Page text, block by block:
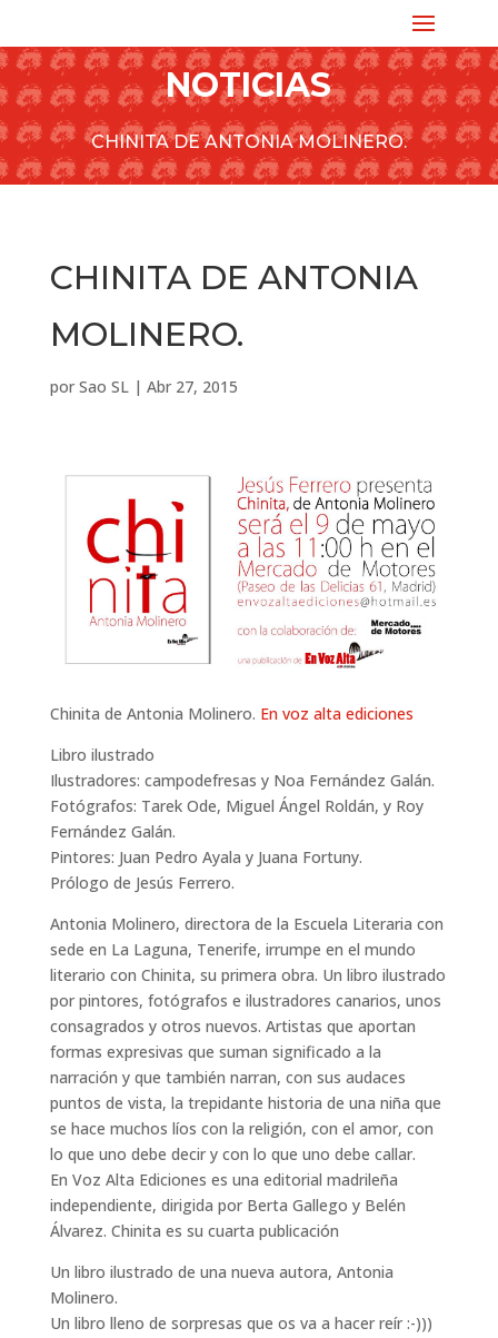
NOTICIAS
CHINITA DE ANTONIA MOLINERO.
CHINITA DE ANTONIA
MOLINERO.
por Sao SL| Abr 27, 2015
Chinita de Antonia Molinero. En voz alta ediciones
Libro ilustrado
Ilustradores: campodefresas y Noa Fernández Galán.
Fotógrafos: Tarek Ode, Miguel Ángel Roldán, y Roy
Fernández Galán.
Pintores: Juan Pedro Ayala y Juana Fortuny.
Prólogo de Jesús Ferrero.
Antonia Molinero, directora de la Escuela Literaria con
sede en La Laguna, Tenerife, irrumpe en el mundo
literario con Chinita, su primera obra. Un libro ilustrado
por pintores, fotógrafos e ilustradores canarios, unos
consagrados y otros nuevos. Artistas que aportan
formas expresivas que suman significado a la
narración y que también narran, con sus audaces
puntos de vista, la trepidante historia de una niña que
se hace muchos líos con la religión, con el amor, con
lo que uno debe decir y con lo que uno debe callar.
En Voz Alta Ediciones es una editorial madrileña
independiente, dirigida por Berta Gallego y Belén
Álvarez. Chinita es su cuarta publicación
Un libro ilustrado de una nueva autora, Antonia
Molinero.
Un libro lleno de sorpresas que os va a hacer reír :-)))